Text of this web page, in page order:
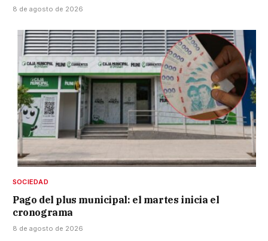
8 de agosto de 2026
SOCIEDAD
Pago del plus municipal: el martes inicia el
cronograma
8 de agosto de 2026